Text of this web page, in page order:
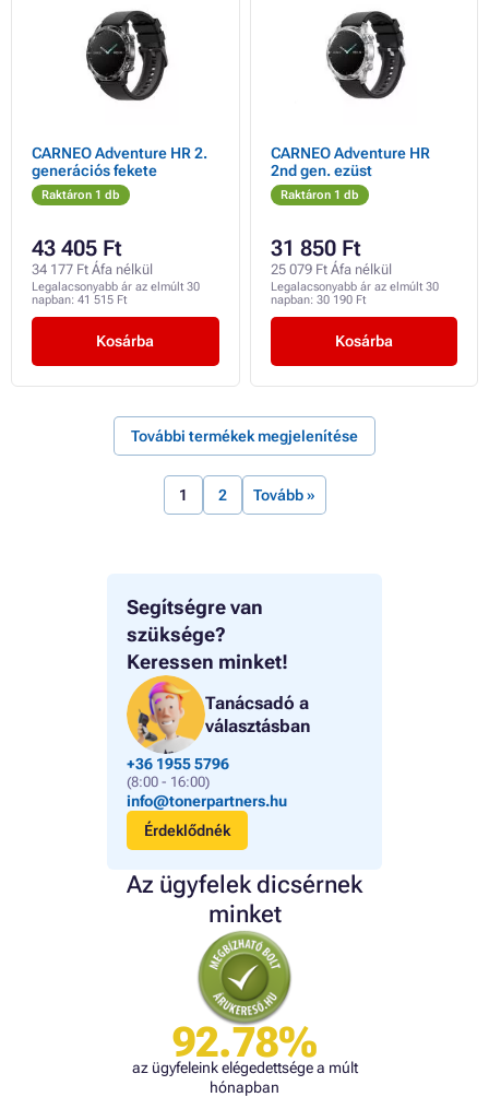
Segítségre van
szüksége?
Keressen minket!
Tanácsadó a
választásban
+36 1955 5796
(8:00 - 16:00)
info@tonerpartners.hu
Érdeklődnék
Az ügyfelek dicsérnek
minket
92.78%
az ügyfeleink elégedettsége a múlt
hónapban
CARNEO Adventure HR 2.
generációs fekete
Raktáron 1 db
43 405 Ft
34 177 Ft Áfa nélkül
Legalacsonyabb ár az elmúlt 30
napban: 41 515 Ft
Kosárba
CARNEO Adventure HR
2nd gen. ezüst
Raktáron 1 db
31 850 Ft
25 079 Ft Áfa nélkül
Legalacsonyabb ár az elmúlt 30
napban: 30 190 Ft
Kosárba
További termékek megjelenítése
1 2 Tovább »